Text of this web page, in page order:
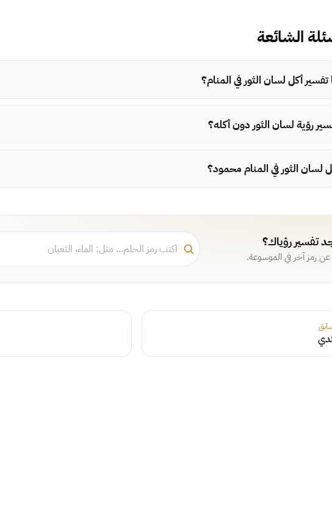
الشائعة
تفسير أكل لسان الثور في المنام؟
رؤية لسان الثور دون أكله؟
لسان الثور في المنام محمود؟
تفسير رؤياك؟
رمز آخر في الموسوعة.